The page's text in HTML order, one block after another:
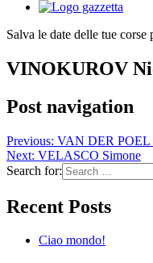
Salva le date delle tue corse
VINOKUROV
Post navigation
Previous: VAN DER POEL
Next: VELASCO Simone
Search for:
Recent Posts
Ciao mondo!